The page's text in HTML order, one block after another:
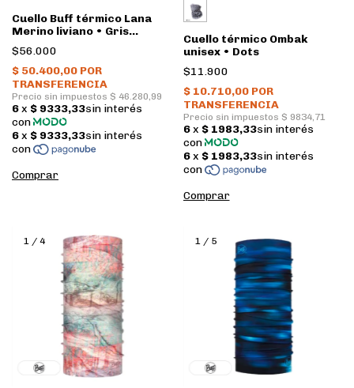
Cuello Buff térmico Lana
Merino liviano • Gris
Oscuro
$56.000
Cuello térmico Ombak
unisex • Dots
$11.900
1 / 4 1/ 5